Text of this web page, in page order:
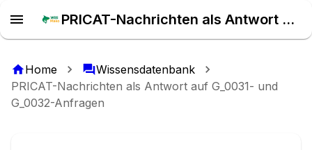
PRICAT-Nachrichten als Antwort auf G_0031- und G_0032-Anfragen | Wissensdatenbank
Home
Wissensdatenbank
PRICAT-Nachrichten als Antwort auf G_0031- und
G_0032-Anfragen